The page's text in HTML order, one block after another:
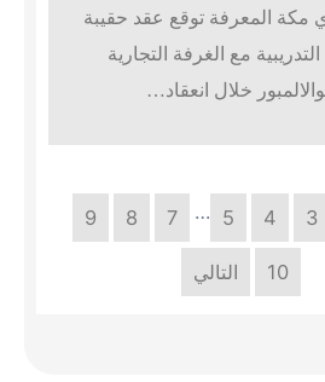
مكة المعرفة توقع عقد حقيبة
مع الغرفة التجارية
خلال انعقاد…
3
4
5
…
7
8
9
10 التالي